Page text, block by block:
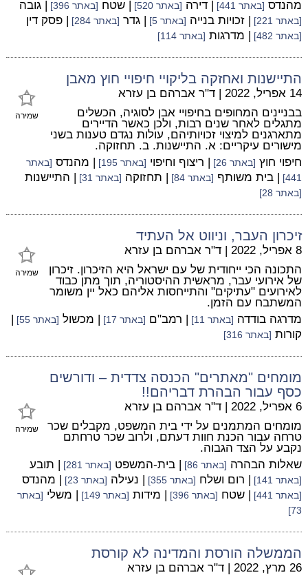
מהנדס [באתר 441] | דירה [באתר 520] | שטח [באתר 396] | גובה
[באתר 221] | זכויות בנייה [באתר 5] | גדר [באתר 284] | פסק דין
[באתר 482] | מדרגות [באתר 114]
התיישנות ואחזקה בליקויי חיפויי חוץ מאבן
שמירה
14 אפריל, 2022 | ד"ר אברהם בן עזרא
בבניינים המחופים בחיפויי אבן לסוגיה, הכשלים
מתגלים לאחר שנים רבות, ולכן כאשר הדיירים
מתארגנים למיצוי זכויותיהם, עולות נגדם טענות בשני
מישורים עיקריים: א. התיישנות. ב. תחזוקה.
חיפוי חוץ [באתר 26] | ריצוף וחיפוי [באתר 195] | מהנדס [באתר
441]
| בית משותף [באתר 84] | תחזוקה [באתר 31] | התיישנות
[באתר 28]
זיכרון העבר, וניווט אל העתיד
שמירה
8 אפריל, 2022 | ד"ר אברהם בן עזרא
התכונה הכי ייחודית של עם ישראל היא הזיכרון. זיכרון
של אירועי עבר, מראשית ההיסטוריה, תוך מתן כבוד
לאירועים "עתיקים" והתייחסות אליהם כאל יין משומר
המשתבח עם הזמן.
מדרגה בודדה [באתר 11] | רמב"ם [באתר 17] | מכשול [באתר 55]
|
קורות [באתר 316]
מומחים "מאתרים" הכנסה צדדית – ודורשים
כסף עבור הבהרת דבריהם!!
שמירה
6 אפריל, 2022 | ד"ר אברהם בן עזרא
מומחים המתמנים על ידי בית המשפט, מקבלים שכר
טרחה עבור הכנת חוות דעתם, ולרוב שכר טרחתם
נקבע על הצד הגבוה.
שאלות הבהרה [באתר 86] | בית-המשפט [באתר 281] | תובע
[באתר 141] | רום ושלח [באתר 355] | נעילה [באתר 23] | מהנדס
[באתר 441] | שטח [באתר 396] | מידות [באתר 149] | משלי [באתר
73]
הממשלה הורסת והמדינה לא קורסת
26 מרץ, 2022 | ד"ר אברהם בן עזרא